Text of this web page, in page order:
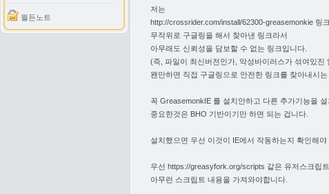
월든노트
저는
http://crossrider.com/install/62300-greasemonkie 링
무작위로 구글링을 해서 찾아낸 링크라서
아무래도 신뢰성을 담보할 수 없는 링크입니다.
(즉, 파일이 최신버전인가, 악성바이러스가 섞여있진
왠만하면 직접 구글링으로 안전한 링크를 찾아내시는
꼭 GreasemonkIE 를 설치안하고 다른 추가기능을 설
중요한것은 BHO 기반이기만 하면 되는 겁니다.
설치했으면 우선 이것이 IE에서 작동하는지 확인해야
우선 https://greasyfork.org/scripts 같은 유저스크립
아무런 스크립트 내용을 가져와야합니다.